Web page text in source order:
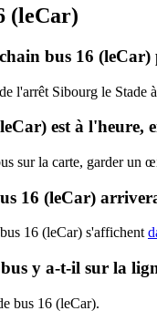
(leCar)
bus 16
l'arrêt Sibourg le
est à l'heure,
sur la carte, garder un
16 (leCar)
16 (leCar) s'affichent
y a-t-il sur la
bus 16 (leCar).